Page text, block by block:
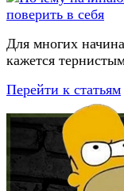
Для многих
кажется
Перейти к статьям